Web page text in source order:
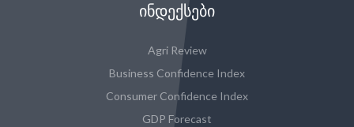
ᲘᲜᲓᲔᲥᲡᲔᲑᲘ
Agri Review
Business Confidence Index
Consumer Confidence Index
GDP Forecast